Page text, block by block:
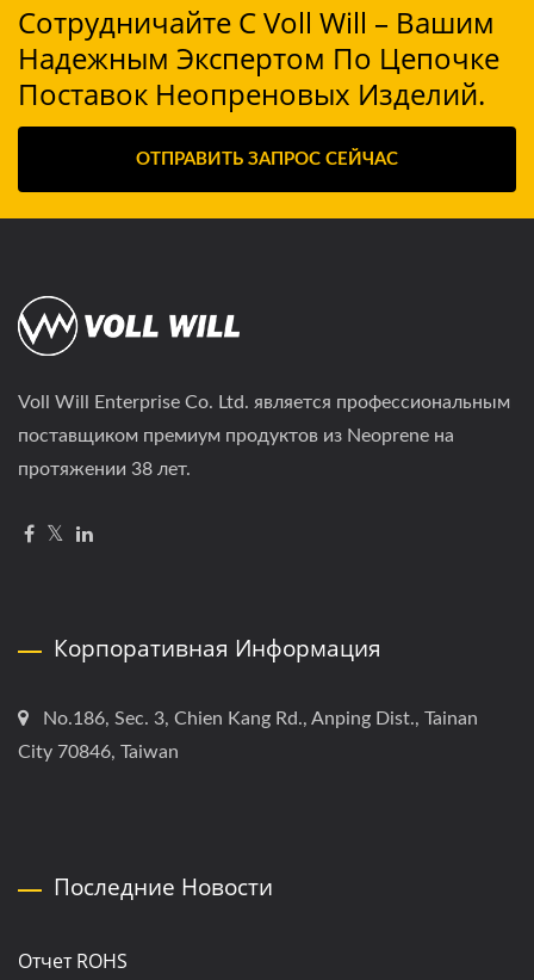
Сотрудничайте С Voll Will – Вашим
Надежным Экспертом По Цепочке
Поставок Неопреновых Изделий.
ОТПРАВИТЬ ЗАПРОС СЕЙЧАС
Voll Will Enterprise Co. Ltd. является профессиональным
поставщиком премиум продуктов из Neoprene на
протяжении 38 лет.
Корпоративная Информация
No.186, Sec. 3, Chien Kang Rd., Anping Dist., Tainan
City 70846, Taiwan
Последние Новости
Отчет ROHS